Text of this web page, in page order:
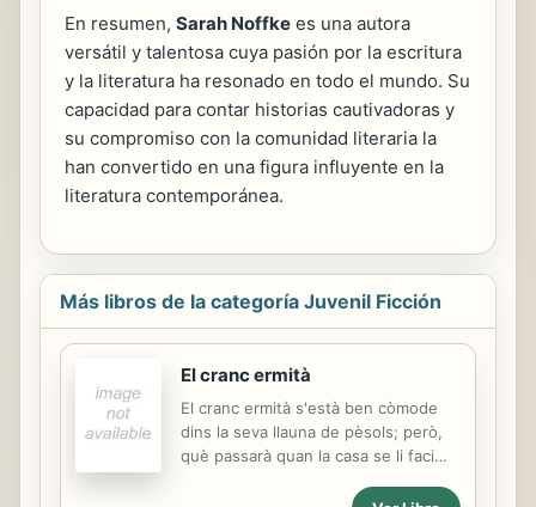
En resumen, Sarah Noffke es una autora
versátil y talentosa cuya pasión por la escritura
y la literatura ha resonado en todo el mundo. Su
capacidad para contar historias cautivadoras y
su compromiso con la comunidad literaria la
han convertido en una figura influyente en la
literatura contemporánea.
Más libros de la categoría Juvenil Ficción
El cranc ermità
El cranc ermità s'està ben còmode
dins la seva llauna de pèsols; però,
què passarà quan la casa se li faci
Una nova faula per comprendre el